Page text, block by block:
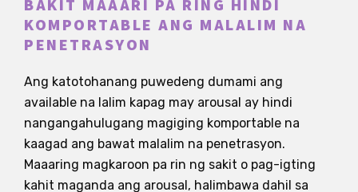
BAKIT MAAARI PA RING HINDI
KOMPORTABLE ANG MALALIM NA
PENETRASYON
Ang katotohanang puwedeng dumami ang
available na lalim kapag may arousal ay hindi
nangangahulugang magiging komportable na
kaagad ang bawat malalim na penetrasyon.
Maaaring magkaroon pa rin ng sakit o pag-igting
kahit maganda ang arousal, halimbawa dahil sa